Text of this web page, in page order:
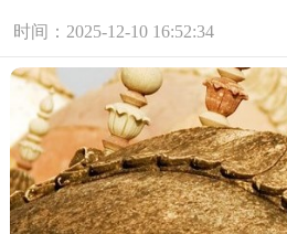
时间：2025-12-10 16:52:34